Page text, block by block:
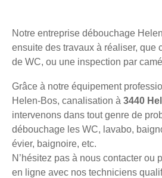
Notre entreprise débouchage
ensuite des travaux à réaliser, que
de WC, ou une inspection par
Grâce à notre équipement
Helen-Bos, canalisation à 3440
intervenons dans tout genre de
débouchage les WC, lavabo,
évier, baignoire, etc.
N’hésitez pas à nous contacter ou
en ligne avec nos techniciens